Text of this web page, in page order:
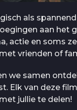
als
aan het
actie en soms
vrienden of
we samen
Elk van deze
jullie te delen!